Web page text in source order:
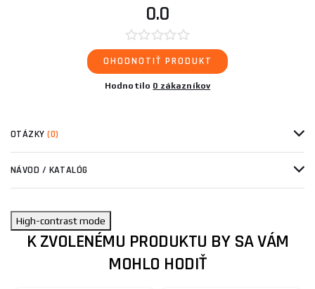
0.0
OHODNOTIŤ PRODUKT
Hodnotilo 0 zákazníkov
OTÁZKY(0)
NÁVOD / KATALÓG
High-contrast mode
K ZVOLENÉMU PRODUKTU BY SA VÁM
MOHLO HODIŤ